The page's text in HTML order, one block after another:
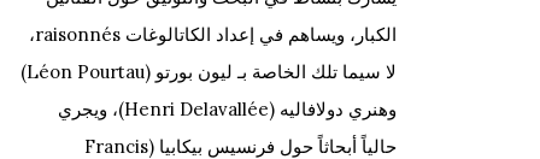
الكبار ، ويساهم في إعداد الكاتالوغات raisonnés
،
لا سيما تلك الخاصة بـ ليون بورتو (Léon Pourtau)
وهنري دولافاليه (Henri Delavallée)، ويجري
حالياً أبحاثاً حول فرنسيس بيكابيا (Francis